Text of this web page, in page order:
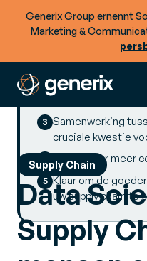
Generix Group ernennt
Marketing &
Supply Chain
Data
Supply
SUMMARY
Een nieuw tijdperk
Management
De bijdragen van
Chain sector
Samenwerking
cruciale kwestie
Blader door meer
Klaar om de
uw supply chain te